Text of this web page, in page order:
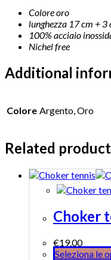
Colore oro
lunghezza 17 cm +
100% acciaio
Nichel free
Additional
Colore Argento, Oro
Related
Choker
€19.00
Seleziona le